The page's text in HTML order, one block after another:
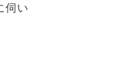
伺い